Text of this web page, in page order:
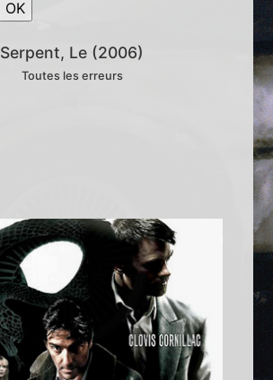
Serpent, Le (2006)
Toutes les erreurs